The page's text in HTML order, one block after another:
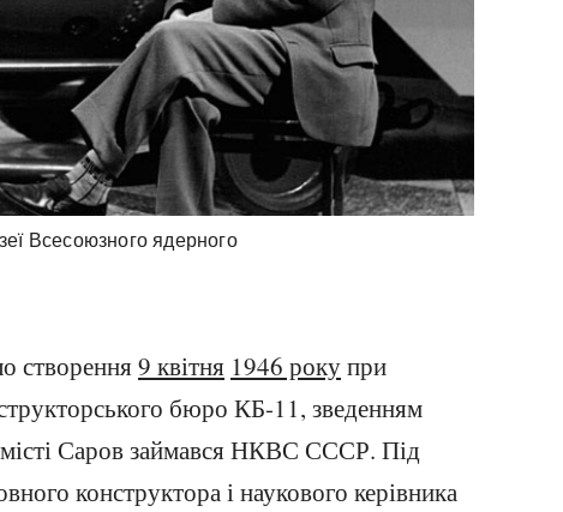
Всесоюзного ядерного
створення9 квітня 1946 рокупри
бюро КБ-11, зведенням
Саров займався НКВС СССР. Під
конструктора і наукового керівника